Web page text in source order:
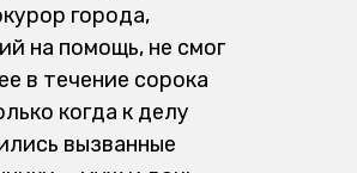
города,
на помощь, не смог
в течение сорока
когда к делу
вызванные